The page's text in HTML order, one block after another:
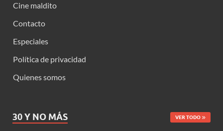
Cine maldito
Contacto
Especiales
Política de privacidad
Quienes somos
30 Y NO MÁS VER TODO